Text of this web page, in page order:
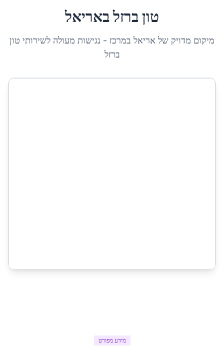
טון ברזלבאריאל
מיקום מדויק של אריאל במרכז - נגישות מעולה לשירותי טון
ברזל
מידע מפורט